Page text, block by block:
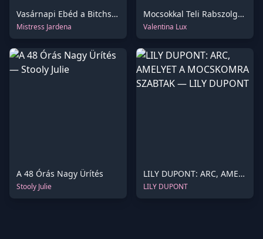
Vasárnapi Ebéd a Bitchs-nél
Mistress Jardena
Mocsokkal Teli Rabszolga a Teljes Romlásban
Valentina Lux
A 48 Órás Nagy Ürítés
Stooly Julie
LILY DUPONT: ARC, AMELYET A MOCSKOMRA SZABTAK
LILY DUPONT